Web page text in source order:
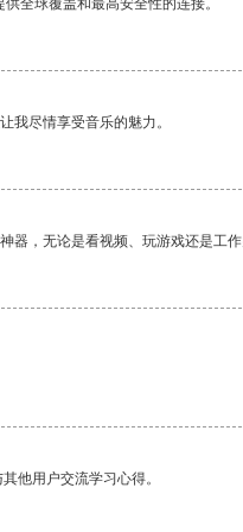
全球覆盖和最高安全性的连接。
我尽情享受音乐的魅力。
器，无论是看视频、玩游戏还是工
他用户交流学习心得。